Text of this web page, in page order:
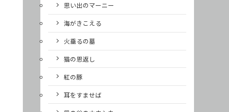
思い出のマーニー
海がきこえる
火垂るの墓
猫の恩返し
紅の豚
耳をすませば